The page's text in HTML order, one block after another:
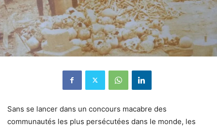
Sans se lancer dans un concours macabre des
communautés les plus persécutées dans le monde, les